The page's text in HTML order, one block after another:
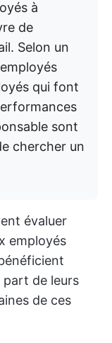
à
de
Selon un
qui font
sont
chercher un
évaluer
employés
part de leurs
de ces